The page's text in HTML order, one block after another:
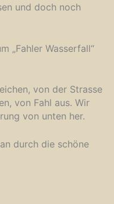
und doch noch
„Fahler Wasserfall“
von der Strasse
von Fahl aus. Wir
von unten her.
durch die schöne